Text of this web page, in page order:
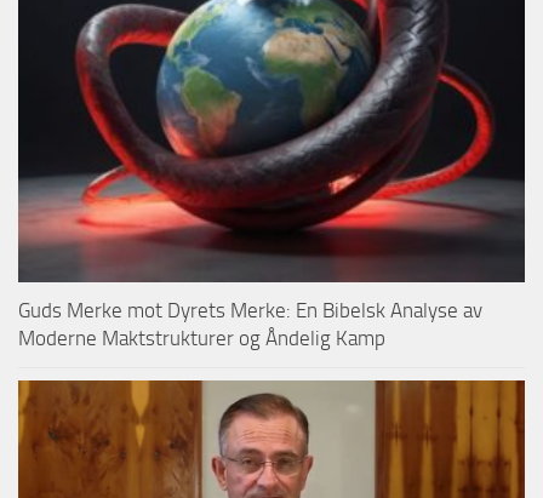
Guds Merke mot Dyrets Merke: En Bibelsk Analyse av
Moderne Maktstrukturer og Åndelig Kamp